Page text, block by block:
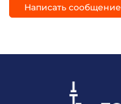
Написать сообщение